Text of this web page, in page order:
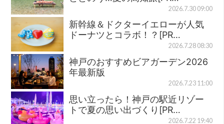
2026.7.30 09:00
新幹線＆ドクターイエローが人気
ドーナツとコラボ！？[PR…
2026.7.28 08:30
神戸のおすすめビアガーデン2026
年最新版
2026.7.23 11:00
思い立ったら！神戸の駅近リゾー
トで夏の思い出づくり[PR…
2026.7.22 19:40